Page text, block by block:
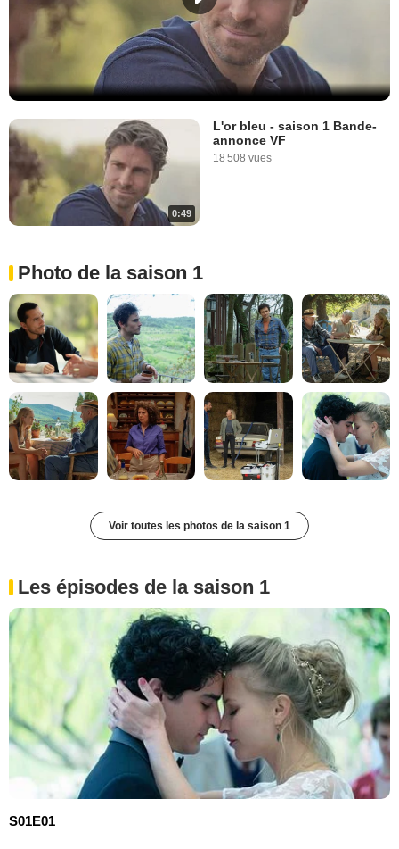
0:49
L'or bleu - saison 1 Bande-
annonce VF
18 508 vues
Photo de la saison 1
Voir toutes les photos de la saison 1
Les épisodes de la saison 1
S01E01